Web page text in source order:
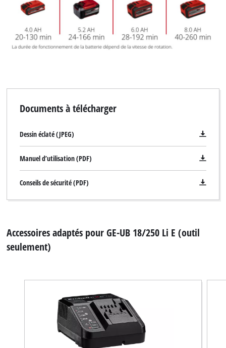
Documents à télécharger
Dessin éclaté (JPEG)
Manuel d’utilisation (PDF)
Conseils de sécurité (PDF)
Accessoires adaptés pour GE-UB 18/250 Li E (outil
seulement)